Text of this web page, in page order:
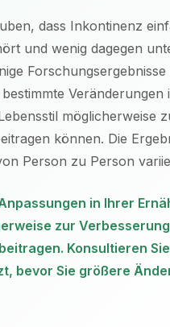
dass Inkontinenz
und wenig dagegen
Forschungsergebnisse
Veränderungen
möglicherweise
können. Die
Person zu Person
in Ihrer
zur
Konsultieren
bevor Sie größere